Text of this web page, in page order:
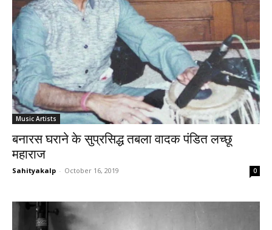
Music Artists
बनारस घराने के सुप्रसिद्ध तबला वादक पंडित लच्छू
महाराज
Sahityakalp - October 16, 2019 0